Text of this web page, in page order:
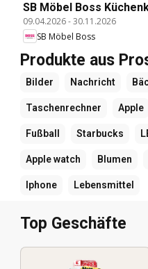
SB Möbel Boss
09.04.2026-30.11.2026
SB Möbel Boss
Produkte aus
Bilder Nachricht
Taschenrechner Apple
Fußball Starbucks
Apple watch Blumen
Iphone Lebensmittel
Top Geschäfte